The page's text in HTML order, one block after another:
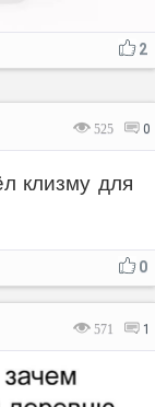
2
525 0
клизму для
0
571 1